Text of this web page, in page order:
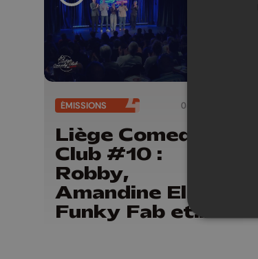
ÉMISSIONS 05/06/2026
Liège Comedy
Club #10 :
Robby,
Amandine Elsen,
Funky Fab et